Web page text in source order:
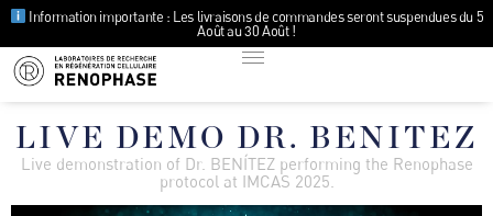
Information importante : Les livraisons de commandes seront suspendues du 5
Août au 30 Août !
LIVE DEMO DR. BENITEZ
Live demonstration of Dr. BENÍTEZ performing the Renophase
protocol at IMCAS 2025.